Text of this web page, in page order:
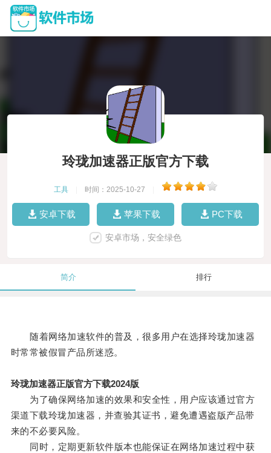
玲珑加速器正版官方下载
工具 时间：2025-10-27
安卓下载 苹果下载 PC下载
安卓市场，安全绿色
简介 排行
随着网络加速软件的普及，很多用户在选择玲珑加速器
时常常被假冒产品所迷惑。
玲珑加速器正版官方下载2024版
为了确保网络加速的效果和安全性，用户应该通过官方
渠道下载玲珑加速器，并查验其证书，避免遭遇盗版产品带
来的不必要风险。
同时，定期更新软件版本也能保证在网络加速过程中获